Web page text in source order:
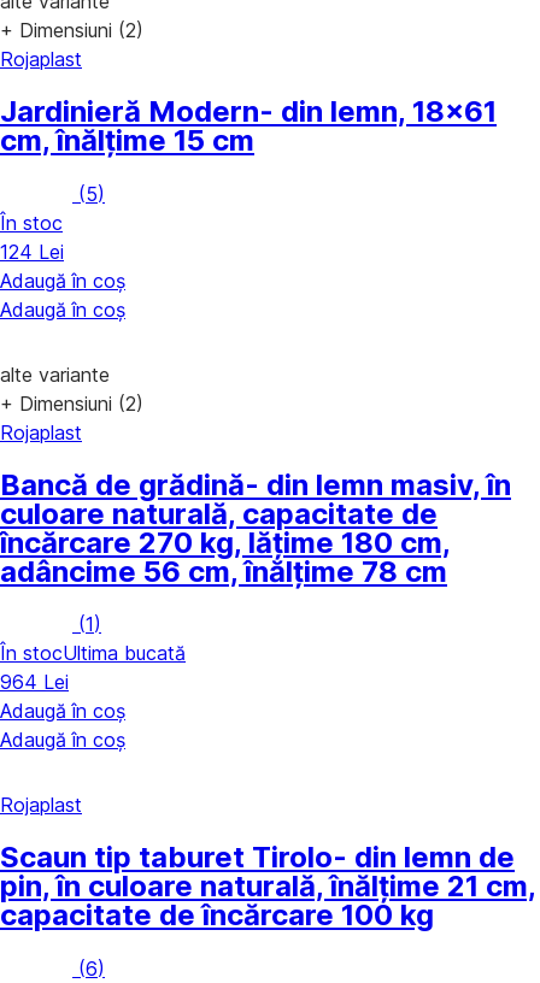
+ Dimensiuni (2)
Rojaplast
Jardinieră Modern- din lemn, 18x61
cm, înălțime 15 cm
(5)
În stoc
124 Lei
Adaugă în coș
Adaugă în coș
alte variante
+ Dimensiuni (2)
Rojaplast
Bancă de grădină- din lemn masiv, în
culoare naturală, capacitate de
încărcare 270 kg, lățime 180 cm,
adâncime 56 cm, înălțime 78 cm
(1)
În stocUltima bucată
964 Lei
Adaugă în coș
Adaugă în coș
Rojaplast
Scaun tip taburet Tirolo- din lemn de
pin, în culoare naturală, înălțime 21 cm,
capacitate de încărcare 100 kg
(6)